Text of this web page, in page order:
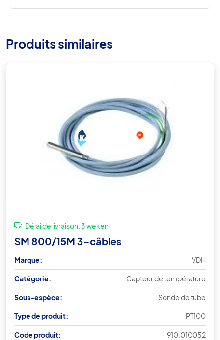
Produits similaires
Délai de livraison:3 weken
SM 800/15M 3-câbles
Marque: VDH
Catégorie: Capteur de température
Sous-espèce: Sonde de tube
Type de produit: PT100
Code produit: 910.010052